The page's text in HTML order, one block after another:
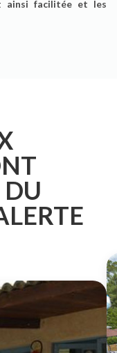
ainsi facilitée et les
DU